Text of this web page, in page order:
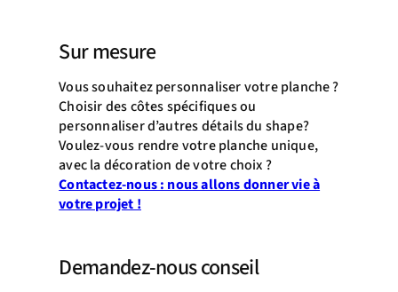
Sur mesure
Vous souhaitez personnaliser votre planche ?
Choisir des côtes spécifiques ou
personnaliser d’autres détails du shape?
Voulez-vous rendre votre planche unique,
avec la décoration de votre choix ?
Contactez-nous : nous allons donner vie à
votre projet !
Demandez-nous conseil